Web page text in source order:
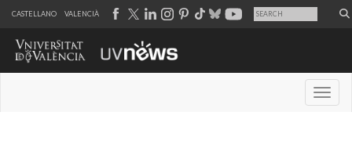
CASTELLANO VALENCIÀ